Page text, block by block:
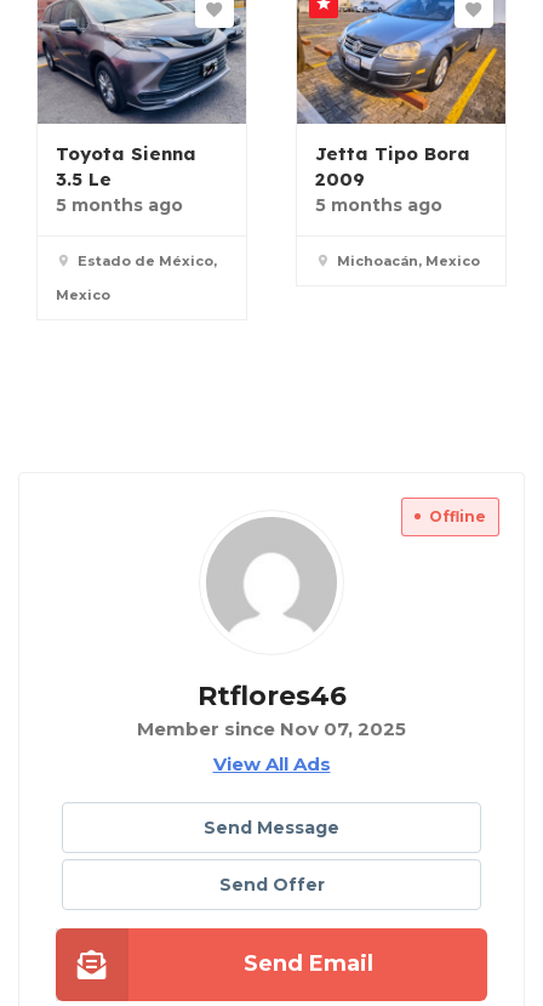
Toyota Sienna
3.5 Le
5 months ago
Estado de México,
Mexico
Jetta Tipo Bora
2009
5 months ago
Michoacán, Mexico
Offline
Rtflores46
Member since Nov 07, 2025
View All Ads
Send Message
Send Offer
Send Email